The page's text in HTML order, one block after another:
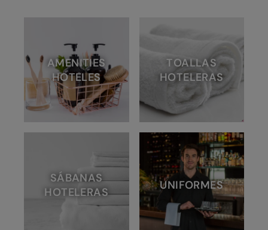
AMENITIES
HOTELES
TOALLAS
HOTELERAS
SÁBANAS
HOTELERAS
UNIFORMES